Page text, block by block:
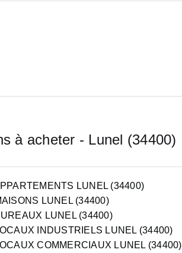
à acheter - Lunel (34400)
LUNEL (34400)
LUNEL (34400)
LUNEL (34400)
INDUSTRIELS LUNEL (34400)
COMMERCIAUX LUNEL (34400)